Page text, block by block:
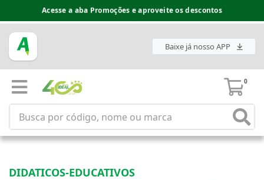
Espaço do Fornecedor disponível no acesso superior
Baixe já nosso APP
0
DIDATICOS-EDUCATIVOS